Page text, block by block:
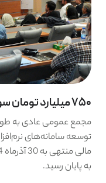
750 میلیارد تومان سود به سهامداران توسن رسید
مجمع عمومی عادی به
توسعه سامانه‌های
به پایان رسید.